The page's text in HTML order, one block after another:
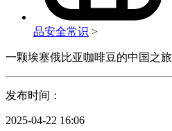
品安全常识 >
一颗埃塞俄比亚咖啡豆的中国之旅
发布时间：
2025-04-22 16:06